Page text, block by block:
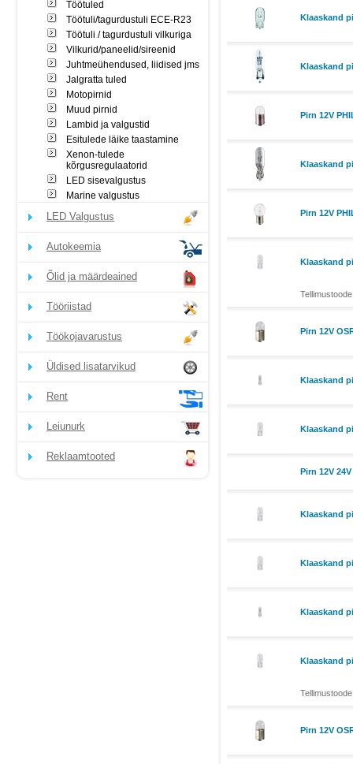
Töötuled
Töötuli/tagurdustuli ECE-R23
Töötuli / tagurdustuli vilkuriga
Vilkurid/paneelid/sireenid
Juhtmeühendused, liidised jms
Jalgratta tuled
Motopirnid
Muud pirnid
Lambid ja valgustid
Esitulede läike taastamine
Xenon-tulede
kõrgusregulaatorid
LED sisevalgustus
Marine valgustus
LED Valgustus
Autokeemia
Õlid ja määrdeained
Tööriistad
Töökojavarustus
Üldised lisatarvikud
Rent
Leiunurk
Reklaamtooted
Klaaskand
Klaaskand
Pirn 12V
Klaaskand
Pirn 12V
Klaaskand
Pirn 12V
Klaaskand
Klaaskand
Pirn 12V 24V
Klaaskand
Klaaskand
Klaaskand
Klaaskand
Pirn 12V